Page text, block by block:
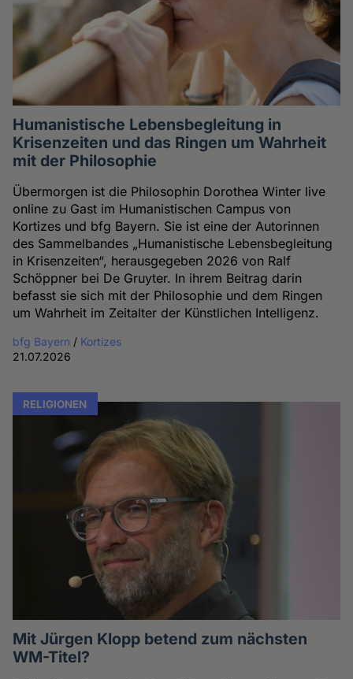
Humanistische Lebensbegleitung in
Krisenzeiten und das Ringen um Wahrheit
mit der Philosophie
Übermorgen ist die Philosophin Dorothea Winter live
online zu Gast im Humanistischen Campus von
Kortizes und bfg Bayern. Sie ist eine der Autorinnen
des Sammelbandes „Humanistische Lebensbegleitung
in Krisenzeiten“, herausgegeben 2026 von Ralf
Schöppner bei De Gruyter. In ihrem Beitrag darin
befasst sie sich mit der Philosophie und dem Ringen
um Wahrheit im Zeitalter der Künstlichen Intelligenz.
bfg Bayern / Kortizes
21.07.2026
RELIGIONEN
Mit Jürgen Klopp betend zum nächsten
WM-Titel?